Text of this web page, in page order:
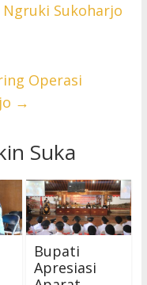
Sukoharjo
Operasi
→
Suka
Bupati
Apresiasi